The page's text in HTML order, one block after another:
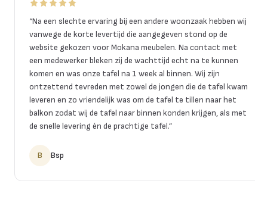
“Na een slechte ervaring bij een andere woonzaak hebben wij
vanwege de korte levertijd die aangegeven stond op de
website gekozen voor Mokana meubelen. Na contact met
een medewerker bleken zij de wachttijd echt na te kunnen
komen en was onze tafel na 1 week al binnen. Wij zijn
ontzettend tevreden met zowel de jongen die de tafel kwam
leveren en zo vriendelijk was om de tafel te tillen naar het
balkon zodat wij de tafel naar binnen konden krijgen, als met
de snelle levering én de prachtige tafel.”
B Bsp